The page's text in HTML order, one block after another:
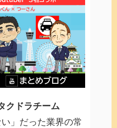
クドラチーム
い」だった業界の常